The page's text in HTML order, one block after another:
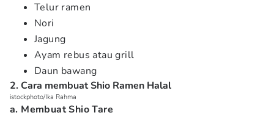
Telur ramen
Nori
Jagung
Ayam rebus atau grill
Daun bawang
2. Cara membuat Shio Ramen Halal
istockphoto/Ika Rahma
a. Membuat Shio Tare